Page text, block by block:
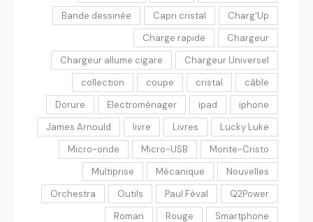
Bande dessinée
Capri cristal
Charg'Up
Charge rapide
Chargeur
Chargeur allume cigare
Chargeur Universel
collection
coupe cristal
câble
Dorure
Electroménager ipad
iphone
James Arnould
livre Livres
Lucky Luke
Micro-onde
Micro-USB
Monte-Cristo
Multiprise
Mécanique
Nouvelles
Orchestra
Outils Paul Féval
Q2Power
Roman
Rouge Smartphone